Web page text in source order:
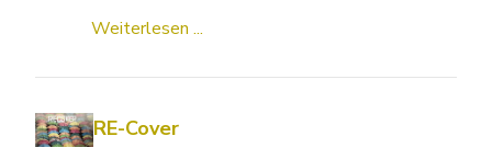
Weiterlesen ...
RE-Cover